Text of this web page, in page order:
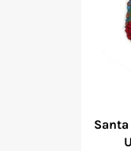
Santa